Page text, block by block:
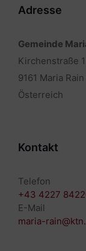
Adresse
Gemeinde
Kirchenstraße 1
9161 Maria Rain
Österreich
Kontakt
Telefon
+43 4227
E-Mail
maria-